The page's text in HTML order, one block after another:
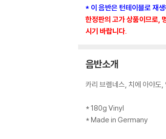
* 이 음반은 턴테이블로 재
한정판의 고가 상품이므로,
시기 바랍니다.
음반소개
카리 브렘네스, 치에 아야도
* 180g Vinyl
* Made in Germany